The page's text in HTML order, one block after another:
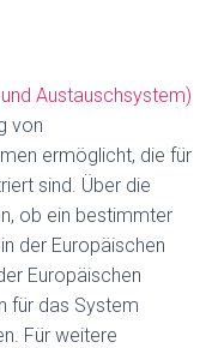
Austauschsystem)
von
ermöglicht, die für
sind. Über die
ob ein bestimmter
der Europäischen
Europäischen
für das System
Für weitere